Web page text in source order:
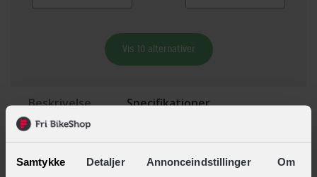
Samtykke Detaljer Annonceindstillinger Om
Vis 10 alternativer
Beskrivelse Specifikationer
Fuldaffjedret XC mountainbike fra SCOTT